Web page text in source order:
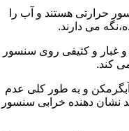
حرارتی هستند و آب را
می دارند.
غبار و کثیفی روی سنسور
کند.
و به طور کلی عدم
نشان دهنده خرابی سنسور